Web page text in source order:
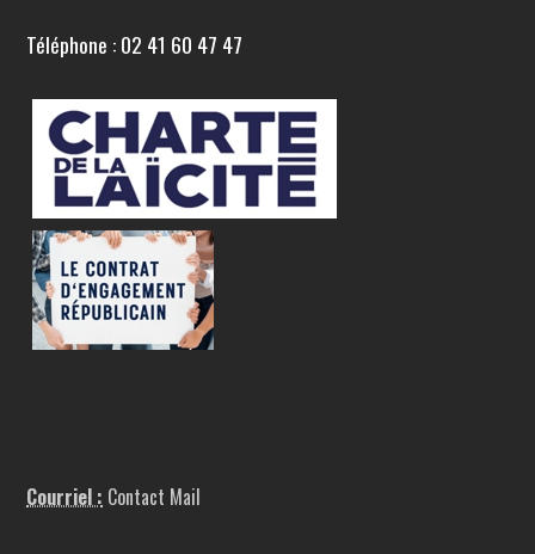
Téléphone : 02 41 60 47 47
Courriel : Contact Mail